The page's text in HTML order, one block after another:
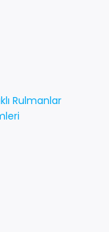
Rulmanlar